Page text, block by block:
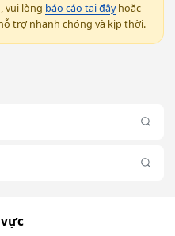
vui lòng báo cáo tại đâyhoặc
trợ nhanh chóng và kịp thời.